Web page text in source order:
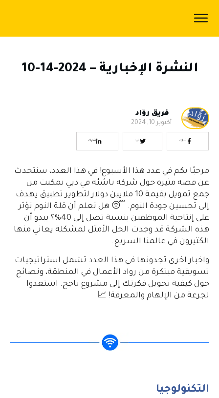
الرئيسية
سياسة
الخصوصية
من
النشرة الإخبارية – 2024-14-10
فريق روّاد
أكتوبر 10, 2024
شارك غرد شارك
مرحبًا بكم في عدد هذا الأسبوع! في هذا العدد، سنتحدث
عن قصة مثيرة حول شركة ناشئة في دبي تمكنت من
جمع تمويل بقيمة 10 ملايين دولار لتطوير تطبيق يهدف
إلى تحسين جودة النوم. 😴 هل تعلم أن قلة النوم تؤثر
على إنتاجية الموظفين بنسبة تصل إلى 40%؟ يبدو أن
هذه الشركة قد وجدت الحل الأمثل لمشكلة يعاني منها
الكثيرون في عالمنا السريع.
واخبار اخرى تجدونها في هذا العدد تشمل استراتيجيات
تسويقية مبتكرة من رواد الأعمال في المنطقة، ونصائح
حول كيفية تحويل فكرتك إلى مشروع ناجح. استعدوا
لجرعة من الإلهام والمعرفة! 📈
التكنولوجيا